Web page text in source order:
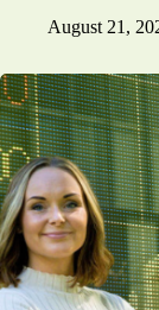
August 21,